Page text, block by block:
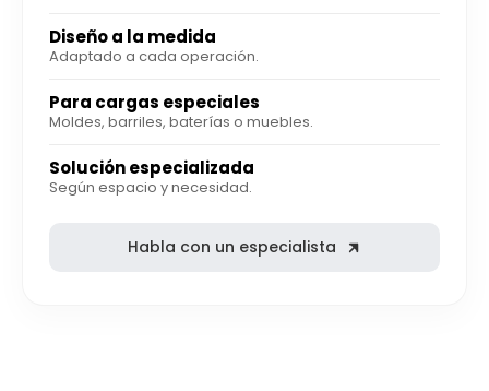
Diseño a la medida
Adaptado a cada operación.
Para cargas especiales
Moldes, barriles, baterías o muebles.
Solución especializada
Según espacio y necesidad.
Habla con un especialista